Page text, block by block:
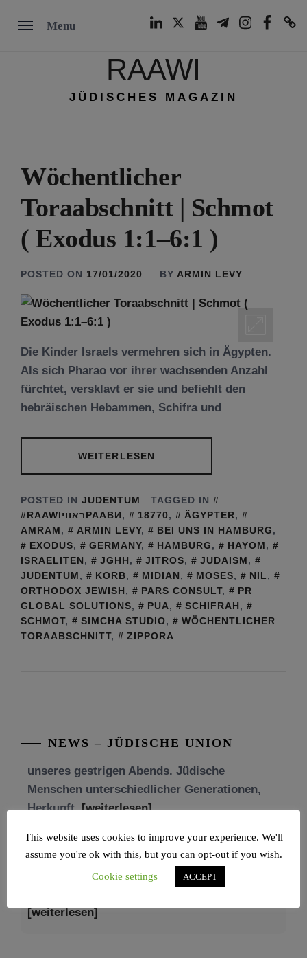
Menu
RAAWI
JÜDISCHES MAGAZIN
Wöchentlicher
Toraabschnitt | Schmot
( Exodus 1:1–6:1 )
POSTED ON 17/01/2020 BY ARMIN LEVY
Die Kinder Israels vermehren sich in Ägypten.
Als sich Pharao vor ihrer wachsenden Anzahl
fürchtet, versklavt er sie und befiehlt den
hebräischen Hebammen, Schifra und
WEITERLESEN
POSTED IN JUDENTUM
TAGGED IN
#RAAWIראוויРААВИ, 18770, ÄGYPTER,
AMRAM, ARMIN LEVY, BEI UNS IN HAMBURG,
EXODUS, GERMANY, HAMBURG, HAYOM,
ISRAELITEN, JGHH, JITROS, JUDAISM,
JUDENTUM, KORB, MIDIAN, MOSES, NIL,
ORTHODOX JEWISH, PARS CONSULT,
PR
GLOBAL SOLUTIONS, PUA, SCHIFRAH,
SCHMOT, SIMCHA STUDIO,
WÖCHENTLICHER
TORAABSCHNITT, ZIPPORA
NEWS – JÜDISCHE UNION
Menschen unterschiedlicher Generationen,
Tisch’a beAw 5786
an die Zerstörung des Ersten und
[weiterlesen]
This website uses cookies to improve your experience. We'll
assume you're ok with this, but you can opt-out if you wish.
Cookie settings
ACCEPT